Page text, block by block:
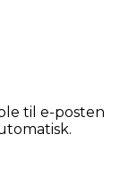
til e-posten